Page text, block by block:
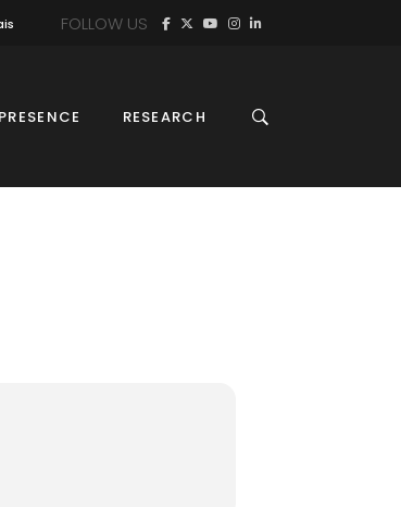
FOLLOW US
RESEARCH